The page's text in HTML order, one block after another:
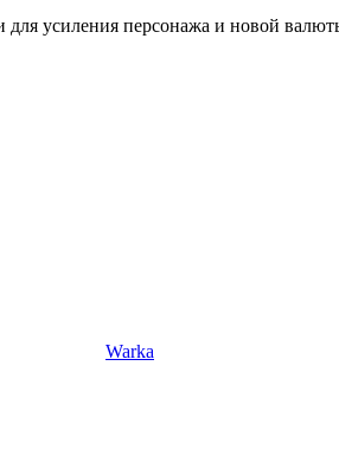
усиления персонажа и новой
Warka